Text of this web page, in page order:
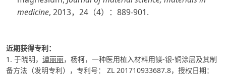
medicine, 2013， 24（4）： 889-901.
近期获得专利：
1. 于晓明， 谭丽丽，杨柯，一种医用植入材料用镁-银-铜涂层及其制
备方法（发明专利），专利号： ZL 201710933687.8，授权日期：